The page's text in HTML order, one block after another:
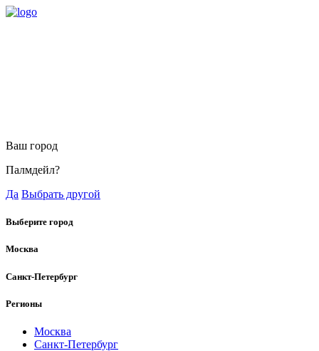
Ваш город
Палмдейл?
Да Выбрать другой
Выберите город
Москва
Санкт-Петербург
Регионы
Москва
Санкт-Петербург